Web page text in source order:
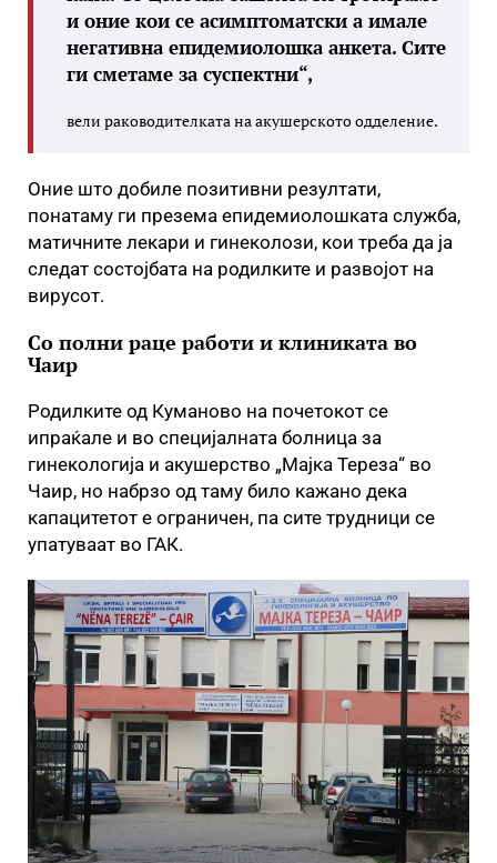
и оние кои се асимптоматски а имале
негативна епидемиолошка анкета. Сите
ги сметаме за суспектни“,
вели раководителката на акушерското одделение.
Оние што добиле позитивни резултати,
понатаму ги презема епидемиолошката служба,
матичните лекари и гинеколози, кои треба да ја
следат состојбата на родилките и развојот на
вирусот.
Со полни раце работи и клиниката во
Чаир
Родилките од Куманово на почетокот се
ипраќале и во специјалната болница за
гинекологија и акушерство „Мајка Тереза“ во
Чаир, но набрзо од таму било кажано дека
капацитетот е ограничен, па сите трудници се
упатуваат во ГАК.